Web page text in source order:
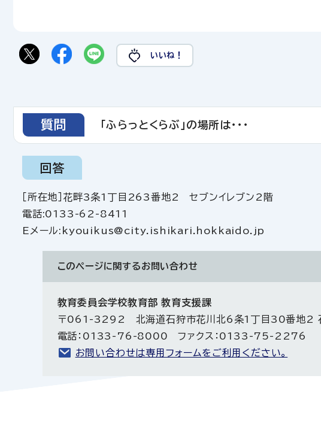
いいね！
質問 「ふらっとくらぶ」の場所は・・・
回答
［所在地］花畔3条1丁目263番地2 セブンイレブン2階
電話:0133-62-8411
Eメール:kyouikus@city.ishikari.hokkaido.jp
このページに関する お問い合わせ
教育委員会学校教育部 教育支援課
〒061-3292 北海道石狩市花川北6条1丁目30番地2
電話：0133-76-8000 ファクス：0133-75-2276
お問い合わせは専用フォームをご利用ください。